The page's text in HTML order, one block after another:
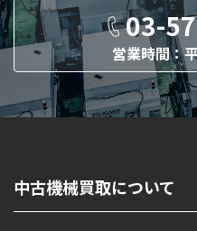
03-
営業時間：
中古機械買取について